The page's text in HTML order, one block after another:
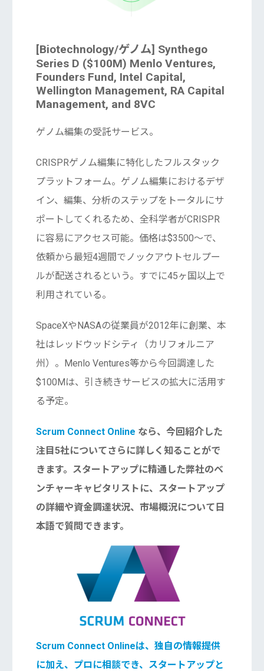
[Biotechnology/ゲノム] Synthego
Series D ($100M) Menlo Ventures,
Founders Fund, Intel Capital,
Wellington Management, RA Capital
Management, and 8VC
ゲノム編集の受託サービス。
CRISPRゲノム編集に特化したフルスタック
プラットフォーム。ゲノム編集におけるデザ
イン、編集、分析のステップをトータルにサ
ポートしてくれるため、全科学者がCRISPR
に容易にアクセス可能。価格は$3500〜で、
依頼から最短4週間でノックアウトセルプー
ルが配送されるという。すでに45ヶ国以上で
利用されている。
SpaceXやNASAの従業員が2012年に創業、本
社はレッドウッドシティ（カリフォルニア
州）。Menlo Ventures等から今回調達した
$100Mは、引き続きサービスの拡大に活用す
る予定。
Scrum Connect Online なら、今回紹介した
注目5社についてさらに詳しく知ることがで
きます。スタートアップに精通した弊社のベ
ンチャーキャピタリストに、スタートアップ
の詳細や資金調達状況、市場概況について日
本語で質問できます。
Scrum Connect Onlineは、独自の情報提供
に加え、プロに相談でき、スタートアップと